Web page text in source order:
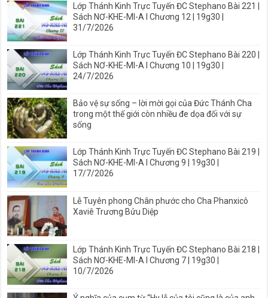
Lớp Thánh Kinh Trực Tuyến ĐC Stephano Bài 221 |
Sách NƠ-KHE-MI-A I Chương 12 | 19g30 |
31/7/2026
Lớp Thánh Kinh Trực Tuyến ĐC Stephano Bài 220 |
Sách NƠ-KHE-MI-A I Chương 10 | 19g30 |
24/7/2026
Bảo vệ sự sống – lời mời gọi của Đức Thánh Cha
trong một thế giới còn nhiều đe dọa đối với sự
sống
Lớp Thánh Kinh Trực Tuyến ĐC Stephano Bài 219 |
Sách NƠ-KHE-MI-A I Chương 9 | 19g30 |
17/7/2026
Lễ Tuyên phong Chân phước cho Cha Phanxicô
Xaviê Trương Bửu Diệp
Lớp Thánh Kinh Trực Tuyến ĐC Stephano Bài 218 |
Sách NƠ-KHE-MI-A I Chương 7 | 19g30 |
10/7/2026